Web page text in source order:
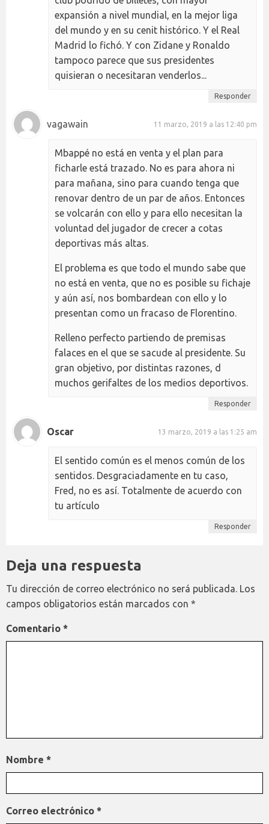
expansión a nivel mundial, en la mejor liga
del mundo y en su cenit histórico. Y el Real
Madrid lo fichó. Y con Zidane y Ronaldo
tampoco parece que sus presidentes
quisieran o necesitaran venderlos...
Responder
vagawain 11 marzo, 2019 a las 12:40 pm
Mbappé no está en venta y el plan para
ficharle está trazado. No es para ahora ni
para mañana, sino para cuando tenga que
renovar dentro de un par de años. Entonces
se volcarán con ello y para ello necesitan la
voluntad del jugador de crecer a cotas
deportivas más altas.
El problema es que todo el mundo sabe que
no está en venta, que no es posible su fichaje
y aún así, nos bombardean con ello y lo
presentan como un fracaso de Florentino.
Relleno perfecto partiendo de premisas
falaces en el que se sacude al presidente. Su
gran objetivo, por distintas razones, d
muchos gerifaltes de los medios deportivos.
Responder
Oscar 13 marzo, 2019 a las 1:25 am
El sentido común es el menos común de los
sentidos. Desgraciadamente en tu caso,
Fred, no es así. Totalmente de acuerdo con
tu artículo
Responder
Deja una respuesta
Tu dirección de correo electrónico no será publicada. Los
campos obligatorios están marcados con *
Comentario *
Nombre *
Correo electrónico *